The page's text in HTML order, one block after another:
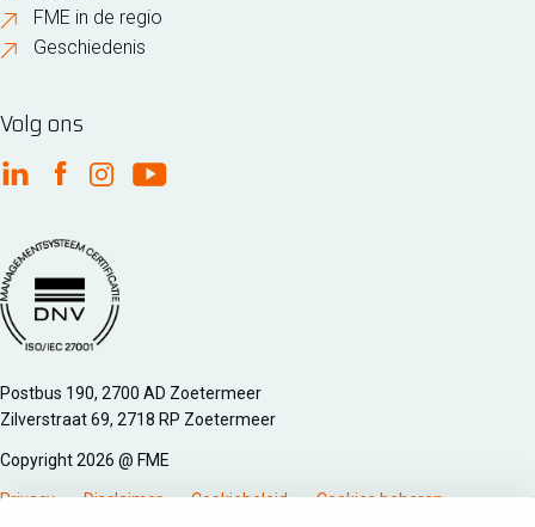
FME in de regio
Geschiedenis
Volg ons
FME Linkedin
FME Facebook
FME Instagram
FME Youtube
Managementsyteem certificatie DNV iso/iec 27001
Postbus 190, 2700 AD Zoetermeer
Zilverstraat 69, 2718 RP Zoetermeer
Copyright 2026 @ FME
Privacy Disclaimer Cookiebeleid Cookies beheren